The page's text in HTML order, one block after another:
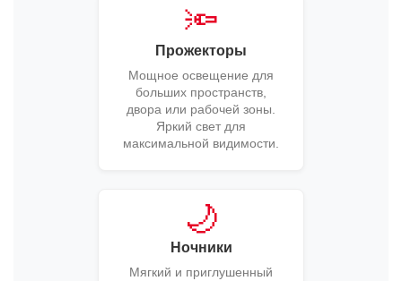
🔦
Прожекторы
Мощное освещение для
больших пространств,
двора или рабочей зоны.
Яркий свет для
максимальной видимости.
🌙
Ночники
Мягкий и приглушенный